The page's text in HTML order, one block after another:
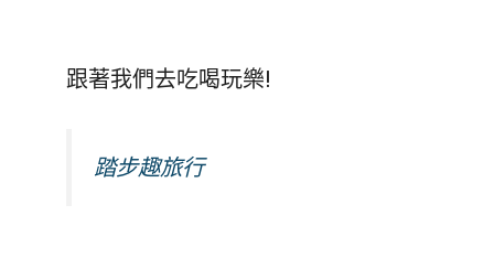
跟著我們去吃喝玩樂!
踏步趣旅行